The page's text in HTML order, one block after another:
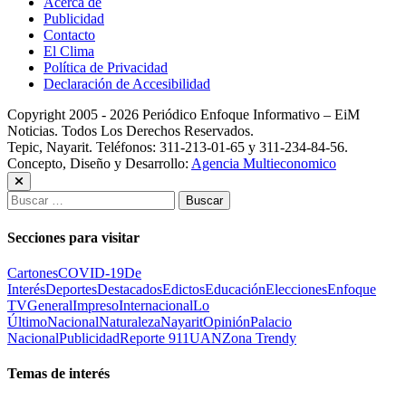
Publicidad
Contacto
El Clima
Política de Privacidad
Declaración de Accesibilidad
Copyright 2005 - 2026 Periódico Enfoque Informativo – EiM
Noticias. Todos Los Derechos Reservados.
Tepic, Nayarit. Teléfonos: 311-213-01-65 y 311-234-84-56.
Concepto, Diseño y Desarrollo: Agencia Multieconomico
Buscar:
Secciones para visitar
CartonesCOVID-19De
InterésDeportesDestacadosEdictosEducaciónEleccionesEnfoque
TVGeneralImpresoInternacionalLo
ÚltimoNacionalNaturalezaNayaritOpiniónPalacio
NacionalPublicidadReporte 911UANZona Trendy
Temas de interés